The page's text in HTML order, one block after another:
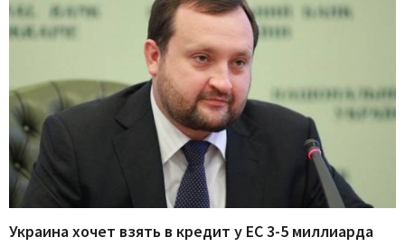
Украина хочет взять в кредит у ЕС 3-5 миллиарда